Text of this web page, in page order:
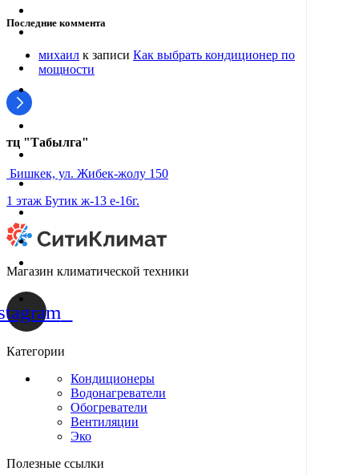
Последние коммента
михаил к записи Как выбрать кондиционер по
мощности
тц "Табылга"
Бишкек, ул. Жибек-жолу 150
1 этаж Бутик ж-13 е-16г.
Магазин климатической техники
Категории
Кондиционеры
Водонагреватели
Обогреватели
Вентиляции
Эко
Полезные ссылки